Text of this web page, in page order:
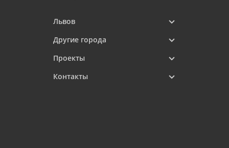
Львов
Другие города
Проекты
Контакты